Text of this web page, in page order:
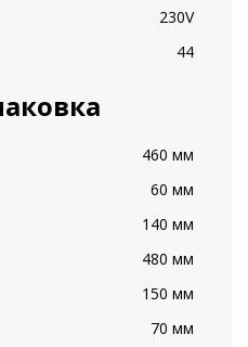
230V
44
460 мм
60 мм
140 мм
480 мм
150 мм
70 мм